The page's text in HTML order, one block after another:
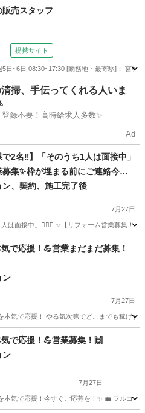
やる気
販売スタッフ
提携サイト
日~6日 08:30~17:30 [勤務地・最寄駅]： 宮
掃、手伝ってくれる人いま
日給例1万円〜 / 登録不要！高時給求人多数✨
Ad
2名‼︎】「そのうち1人は面接中」
募集✨枠が埋まる前にご連絡今す
、契約、施工完了後
7月27日
は面接中」🙇🏻‍♂️ ✨【リフォーム営業募集！
やる気
で応援！💪営業まだまだ募集！
ン
7月27日
本気で応援！ やる気次第でどこまでも稼げ
やる気
で応援！💪営業募集！🙌
ン
7月27日
本気で応援！今すぐご応募を！✨ 💼 フルコ